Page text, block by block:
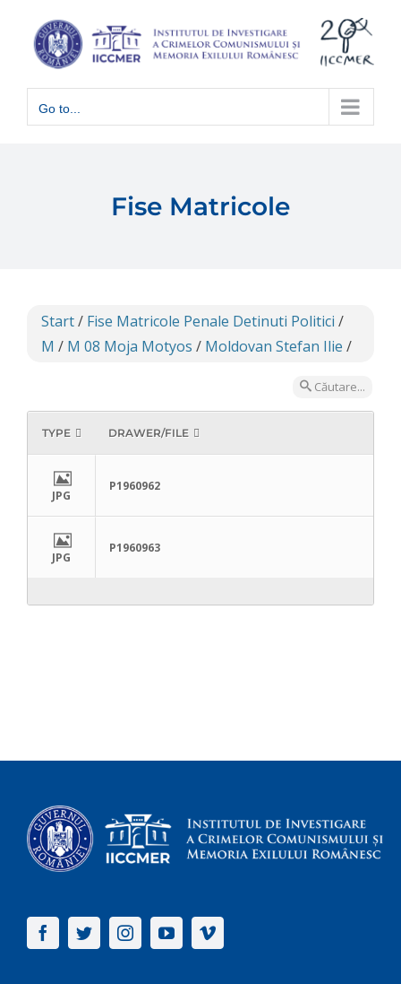
content
Go to...
Fise Matricole
Start/ Fise Matricole Penale Detinuti Politici /
M / M 08 Moja Motyos / Moldovan Stefan Ilie /
Căutare...
TYPE DRAWER/FILE
JPG
P1960962
JPG
P1960963